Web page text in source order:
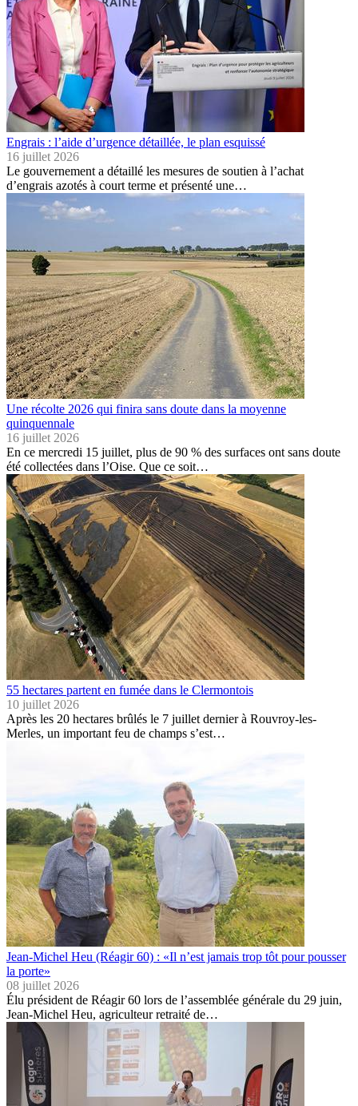
Engrais : l’aide d’urgence détaillée, le plan esquissé
16 juillet 2026
Le gouvernement a détaillé les mesures de soutien à l’achat
d’engrais azotés à court terme et présenté une…
Une récolte 2026 qui finira sans doute dans la moyenne
quinquennale
16 juillet 2026
En ce mercredi 15 juillet, plus de 90 % des surfaces ont sans doute
été collectées dans l’Oise. Que ce soit…
55 hectares partent en fumée dans le Clermontois
10 juillet 2026
Après les 20 hectares brûlés le 7 juillet dernier à Rouvroy-les-
Merles, un important feu de champs s’est…
Jean-Michel Heu (Réagir 60) : «Il n’est jamais trop tôt pour pousser
la porte»
08 juillet 2026
Élu président de Réagir 60 lors de l’assemblée générale du 29 juin,
Jean-Michel Heu, agriculteur retraité de…